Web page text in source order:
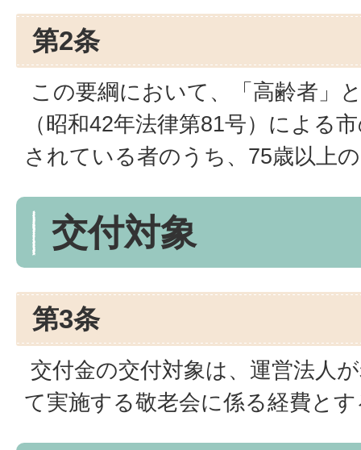
第2条
この要綱において、「高齢者」
（昭和42年法律第81号）による
されている者のうち、75歳以上
交付対象
第3条
交付金の交付対象は、運営法人
て実施する敬老会に係る経費と